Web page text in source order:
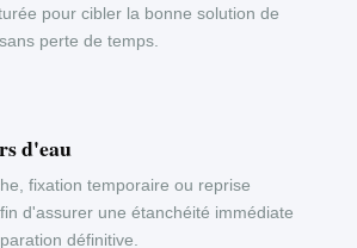
pour cibler la bonne solution de
perte de temps.
d'eau
fixation temporaire ou reprise
d'assurer une étanchéité immédiate
définitive.